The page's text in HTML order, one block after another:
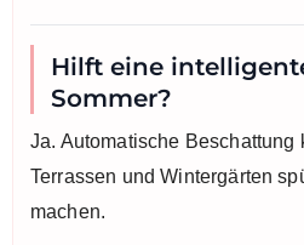
Hilft eine
Sommer?
Ja. Automatische Beschattung
Terrassen und Wintergärten
machen.